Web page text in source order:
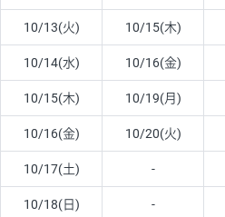
10/13(火) 10/15(木)
10/14(水) 10/16(金)
10/15(木) 10/19(月)
10/16(金) 10/20(火)
10/17(土) -
10/18(日) -